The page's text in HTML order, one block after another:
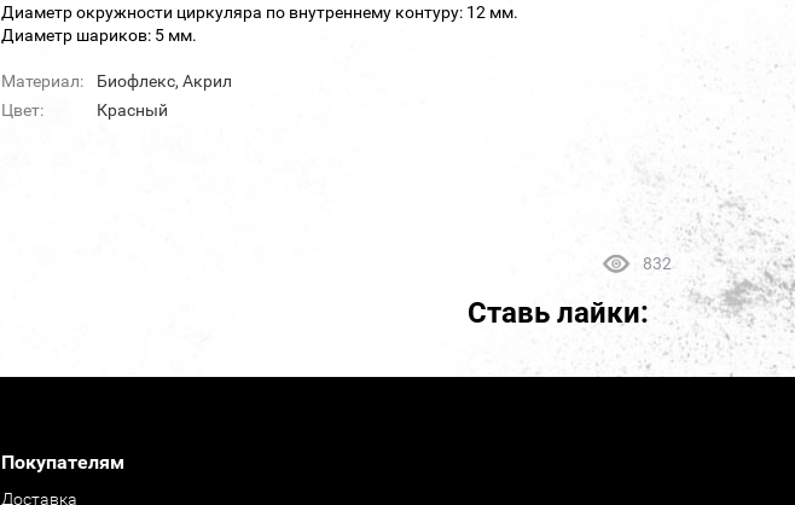
Диаметр окружности циркуляра по внутреннему контуру: 12 мм.
Диаметр шариков: 5 мм.
Материал:
Биофлекс, Акрил
Цвет:
Красный
832
Ставь лайки:
Покупателям
Доставка